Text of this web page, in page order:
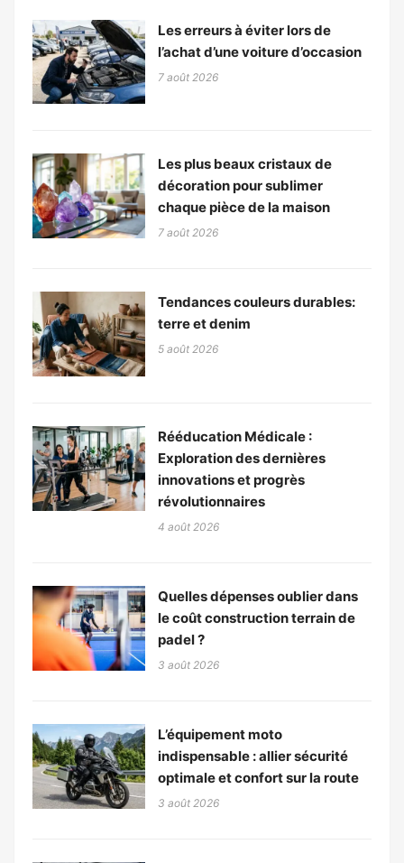
Les erreurs à éviter lors de
l’achat d’une voiture d’occasion
7 août 2026
Les plus beaux cristaux de
décoration pour sublimer
chaque pièce de la maison
7 août 2026
Tendances couleurs durables:
terre et denim
5 août 2026
Rééducation Médicale :
Exploration des dernières
innovations et progrès
révolutionnaires
4 août 2026
Quelles dépenses oublier dans
le coût construction terrain de
padel ?
3 août 2026
L’équipement moto
indispensable : allier sécurité
optimale et confort sur la route
3 août 2026